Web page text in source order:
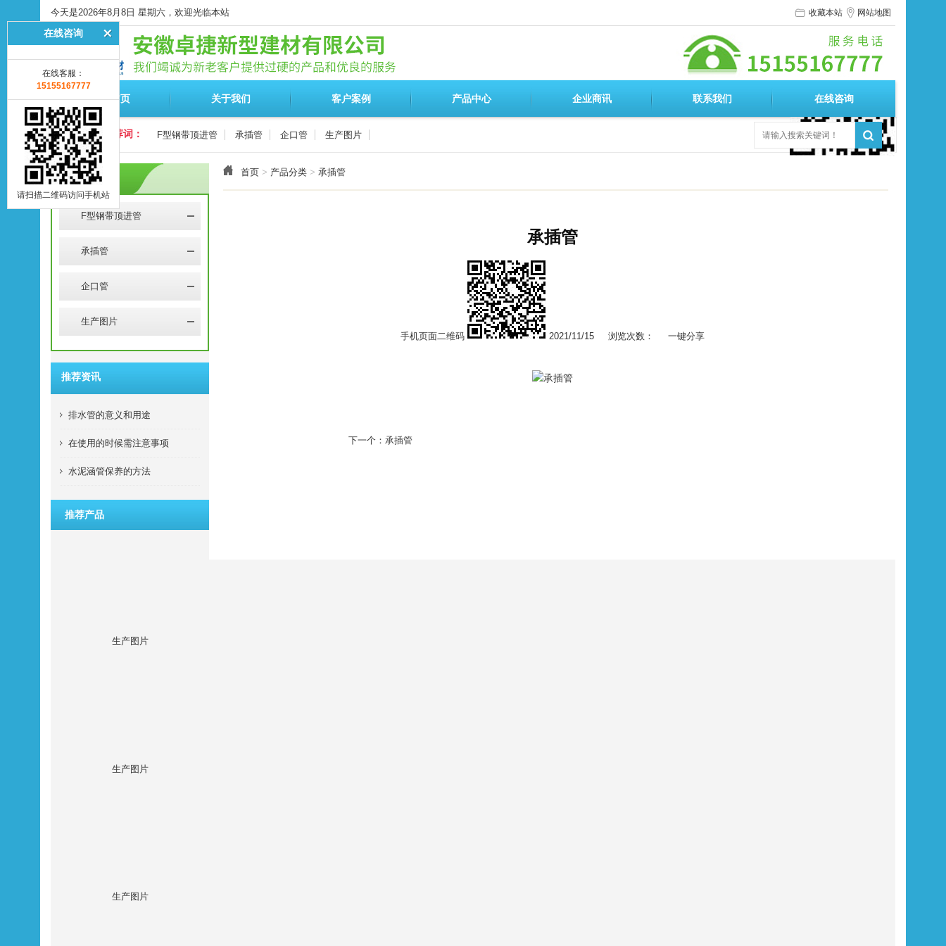
今天是2026年8月8日 星期六，欢迎光临本站 收藏本站 网站地图
触屏版
网站首页 关于我们 客户案例 产品中心 企业商讯 联系我们 在线咨询
热点推荐词： F型钢带顶进管 承插管 企口管 生产图片
首页 > 产品分类 > 承插管
产品分类
F型钢带顶进管
承插管
企口管
生产图片
推荐资讯
排水管的意义和用途
在使用的时候需注意事项
水泥涵管保养的方法
推荐产品
生产图片
生产图片
生产图片
承插管
手机页面二维码 2021/11/15 浏览次数： 一键分享
下一个：承插管
在线咨询
在线客服：
15155167777
请扫描二维码访问手机站